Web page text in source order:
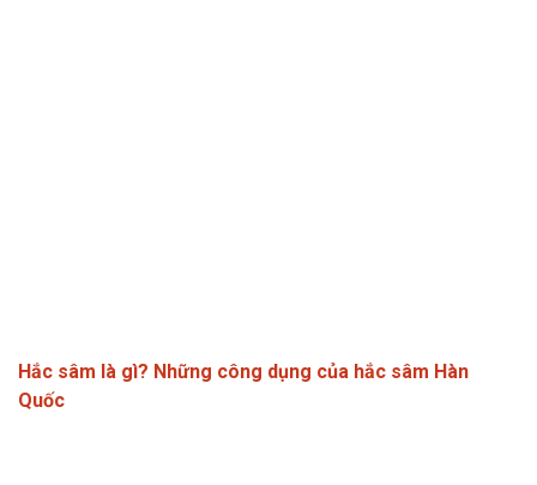
Hắc sâm là gì? Những công dụng của hắc sâm Hàn
Quốc